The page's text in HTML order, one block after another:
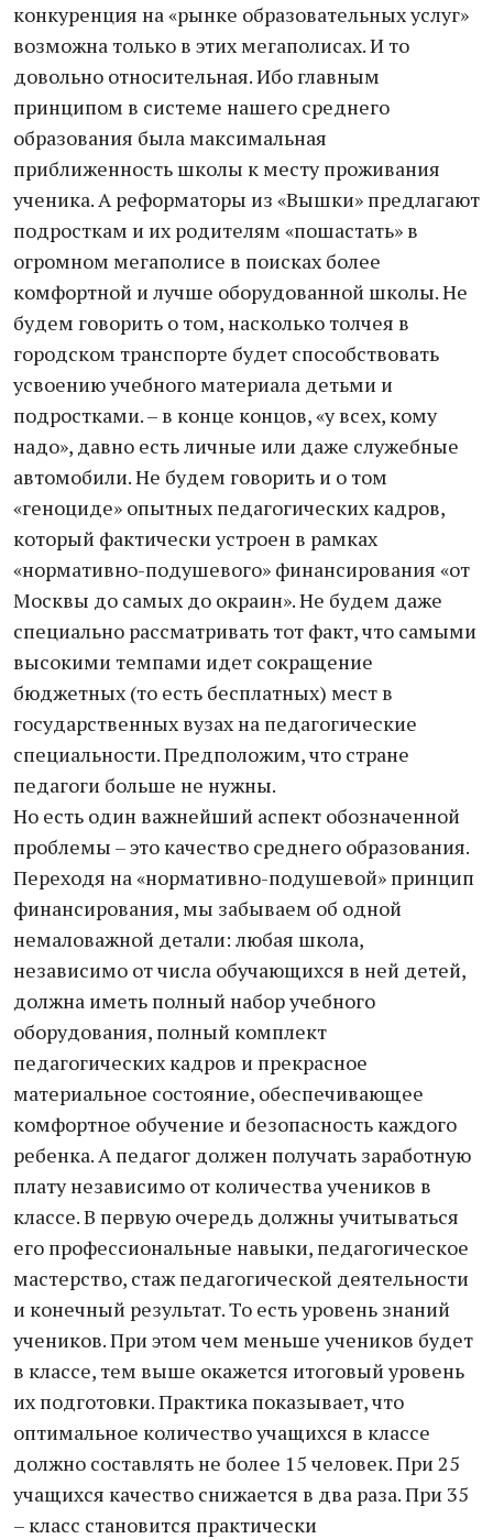
конкуренция на «рынке образовательных услуг»
возможна только в этих мегаполисах. И то
довольно относительная. Ибо главным
принципом в системе нашего среднего
образования была максимальная
приближенность школы к месту проживания
ученика. А реформаторы из «Вышки» предлагают
подросткам и их родителям «пошастать» в
огромном мегаполисе в поисках более
комфортной и лучше оборудованной школы. Не
будем говорить о том, насколько толчея в
городском транспорте будет способствовать
усвоению учебного материала детьми и
подростками. – в конце концов, «у всех, кому
надо», давно есть личные или даже служебные
автомобили. Не будем говорить и о том
«геноциде» опытных педагогических кадров,
который фактически устроен в рамках
«нормативно-подушевого» финансирования «от
Москвы до самых до окраин». Не будем даже
специально рассматривать тот факт, что самыми
высокими темпами идет сокращение
бюджетных (то есть бесплатных) мест в
государственных вузах на педагогические
специальности. Предположим, что стране
педагоги больше не нужны.
Но есть один важнейший аспект обозначенной
проблемы – это качество среднего образования.
Переходя на «нормативно-подушевой» принцип
финансирования, мы забываем об одной
немаловажной детали: любая школа,
независимо от числа обучающихся в ней детей,
должна иметь полный набор учебного
оборудования, полный комплект
педагогических кадров и прекрасное
материальное состояние, обеспечивающее
комфортное обучение и безопасность каждого
ребенка. А педагог должен получать заработную
плату независимо от количества учеников в
классе. В первую очередь должны учитываться
его профессиональные навыки, педагогическое
мастерство, стаж педагогической деятельности
и конечный результат. То есть уровень знаний
учеников. При этом чем меньше учеников будет
в классе, тем выше окажется итоговый уровень
их подготовки. Практика показывает, что
оптимальное количество учащихся в классе
должно составлять не более 15 человек. При 25
учащихся качество снижается в два раза. При 35
– класс становится практически